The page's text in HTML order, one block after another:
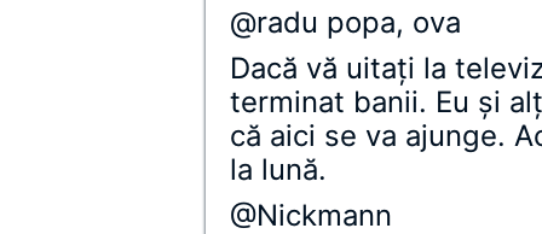
@radu popa, ova
Dacă vă uitaţi la
terminat banii. Eu şi
că aici se va ajunge.
la lună.
@Nickmann